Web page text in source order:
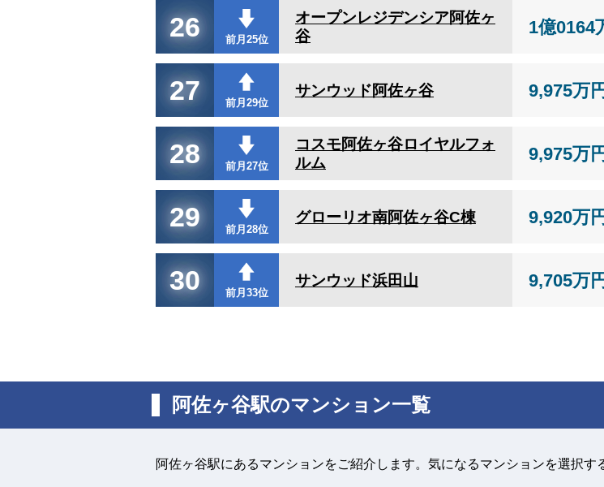
26 前月25位
オープンレジデンシア阿佐ヶ
谷
1億0164
27 前月29位
サンウッド阿佐ヶ谷 9,975万円
28 前月27位
コスモ阿佐ヶ谷ロイヤルフォ
ルム
9,975万円
29 前月28位
グローリオ南阿佐ヶ谷C棟 9,920万円
30 前月33位
サンウッド浜田山 9,705万円
阿佐ヶ谷駅のマンション一覧
阿佐ヶ谷駅にあるマンションをご紹介します。気になるマンションを選択す